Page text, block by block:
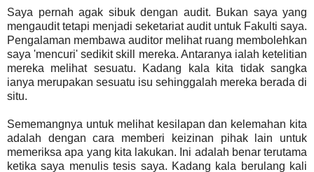
Saya pernah agak sibuk dengan audit. Bukan saya yang
mengaudit tetapi menjadi seketariat audit untuk Fakulti saya.
Pengalaman membawa auditor melihat ruang membolehkan
saya 'mencuri' sedikit skill mereka. Antaranya ialah ketelitian
mereka melihat sesuatu. Kadang kala kita tidak sangka
ianya merupakan sesuatu isu sehinggalah mereka berada di
situ.
Sememangnya untuk melihat kesilapan dan kelemahan kita
adalah dengan cara memberi keizinan pihak lain untuk
memeriksa apa yang kita lakukan. Ini adalah benar terutama
ketika saya menulis tesis saya. Kadang kala berulang kali